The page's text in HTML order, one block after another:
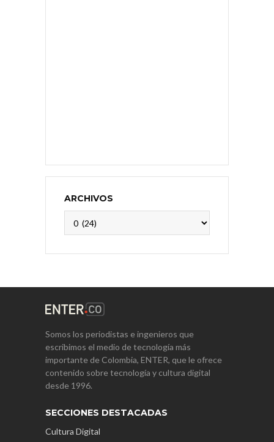
ARCHIVOS
Somos los periodistas e ingenieros que
escribimos el medio de tecnología más
importante de Colombia, ENTER, que le ofrece
contenido sobre tecnología y cultura digital
desde 1996.
SECCIONES DESTACADAS
Cultura Digital